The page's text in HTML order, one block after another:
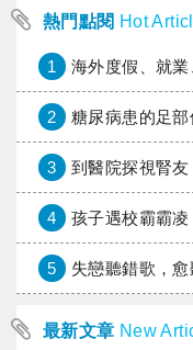
熱門點閱 Hot
1 海外度假、就業、遊學保障
2 糖尿病患的足部
3 到醫院探視腎友
4 孩子遇校霸霸凌
5 失戀聽錯歌，
最新文章 New